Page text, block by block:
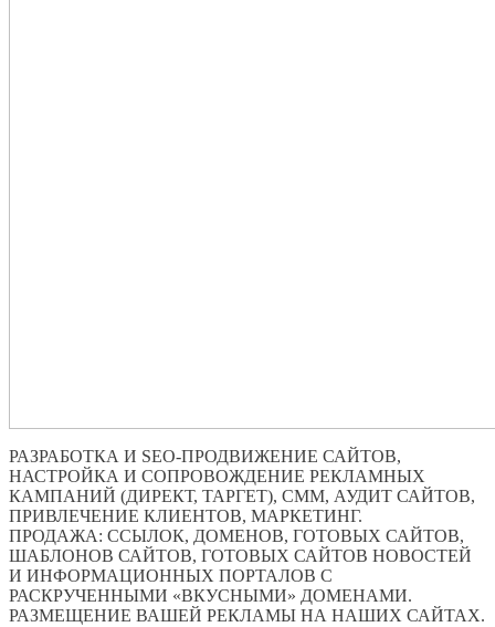
РАЗРАБОТКА И SEO-ПРОДВИЖЕНИЕ САЙТОВ,
НАСТРОЙКА И СОПРОВОЖДЕНИЕ РЕКЛАМНЫХ
КАМПАНИЙ (ДИРЕКТ, ТАРГЕТ), СММ, АУДИТ САЙТОВ,
ПРИВЛЕЧЕНИЕ КЛИЕНТОВ, МАРКЕТИНГ.
ПРОДАЖА: ССЫЛОК, ДОМЕНОВ, ГОТОВЫХ САЙТОВ,
ШАБЛОНОВ САЙТОВ, ГОТОВЫХ САЙТОВ НОВОСТЕЙ
И ИНФОРМАЦИОННЫХ ПОРТАЛОВ С
РАСКРУЧЕННЫМИ «ВКУСНЫМИ» ДОМЕНАМИ.
РАЗМЕЩЕНИЕ ВАШЕЙ РЕКЛАМЫ НА НАШИХ САЙТАХ.